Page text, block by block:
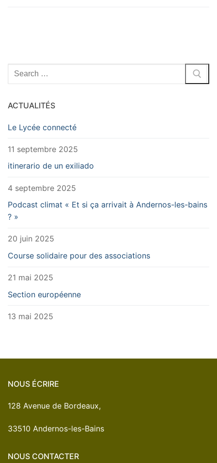
Rechercher
:
ACTUALITÉS
Le Lycée connecté
11 septembre 2025
itinerario de un exiliado
4 septembre 2025
Podcast climat « Et si ça arrivait à Andernos-les-bains
? »
20 juin 2025
Course solidaire pour des associations
21 mai 2025
Section européenne
13 mai 2025
NOUS ÉCRIRE
128 Avenue de Bordeaux,
33510 Andernos-les-Bains
NOUS CONTACTER